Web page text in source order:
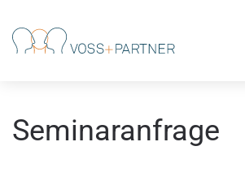
Skip to main content
Seminaranfrage